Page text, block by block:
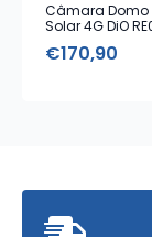
Câmara Domo
Solar 4G DiO
€170,90